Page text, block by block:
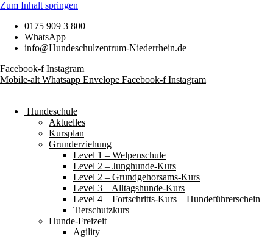
Zum Inhalt springen
0175 909 3 800
WhatsApp
info@Hundeschulzentrum-Niederrhein.de
Facebook-f Instagram
Mobile-alt Whatsapp Envelope Facebook-f Instagram
Hundeschule
Aktuelles
Kursplan
Grunderziehung
Level 1 – Welpenschule
Level 2 – Junghunde-Kurs
Level 2 – Grundgehorsams-Kurs
Level 3 – Alltagshunde-Kurs
Level 4 – Fortschritts-Kurs – Hundeführerschein
Tierschutzkurs
Hunde-Freizeit
Agility